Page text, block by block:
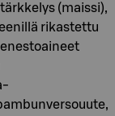
(maissi),
rikastettu